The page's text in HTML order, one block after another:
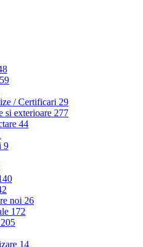
59
/ Certificari 29
si exterioare 277
44
9
noi 26
172
205
14